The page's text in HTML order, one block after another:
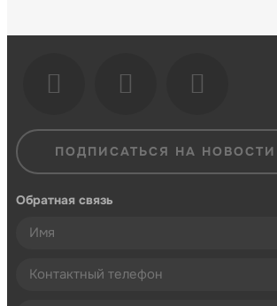
ПОДПИСАТЬСЯ НА НОВОСТИ
Обратная связь